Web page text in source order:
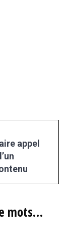
appel
mots…